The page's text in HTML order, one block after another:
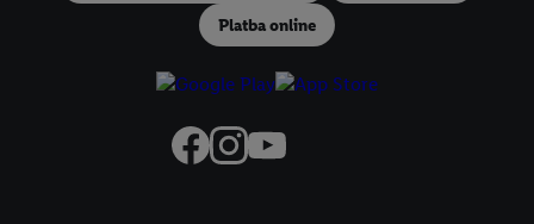
Platba online
podmienkach spracúvania osobných údajov.
Odmietnuť" môžete povoliť iba používanie
technológií. Kliknutím na "Súhlasím" vyjadríte súhlas so spracúvaním
údajov a Vašom práve kedykoľvek odvolať súhlas s účinnosťou do
zásadách ochrany osobných údajov